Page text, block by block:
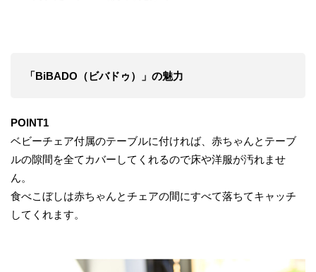
「BiBADO（ビバドゥ）」​の魅力
POINT1
ベビーチェア付属のテーブルに付ければ、赤ちゃんとテーブ
ルの隙間を全てカバーしてくれるので床や洋服が汚れませ
ん。
食べこぼしは赤ちゃんとチェアの間にすべて落ちてキャッチ
してくれます。